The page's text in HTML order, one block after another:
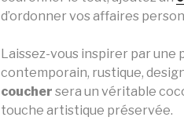
d’ordonner vos affaires
Laissez-vous inspirer par une
contemporain, rustique,
coucher sera un véritable
touche artistique préservée.